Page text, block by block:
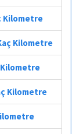
Kilometre
Kilometre
Kilometre
Kilometre